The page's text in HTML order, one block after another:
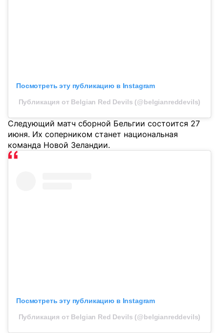
Посмотреть эту публикацию в Instagram
Публикация от Belgian Red Devils (@belgianreddevils)
Следующий матч сборной Бельгии состоится 27
июня. Их соперником станет национальная
команда Новой Зеландии.
Посмотреть эту публикацию в Instagram
Публикация от Belgian Red Devils (@belgianreddevils)